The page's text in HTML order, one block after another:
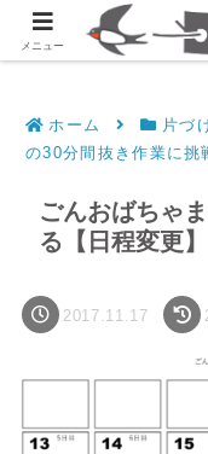
発達障害
ホーム 片づ
の30分間抜き作業に挑
ごんおばちゃ
る【日程変更】
2017.11.17
メニュー